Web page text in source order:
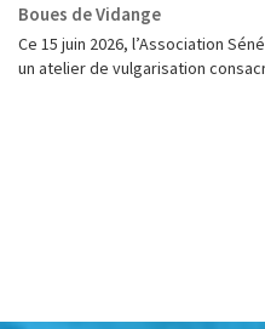
Boues de Vidange
Ce 15 juin 2026, l’Association
un atelier de vulgarisation